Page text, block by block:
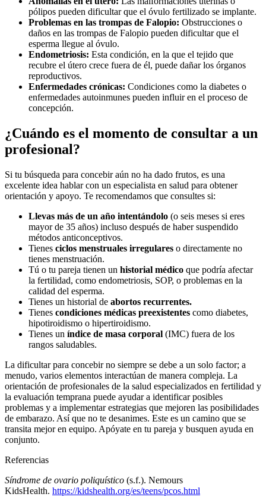
pólipos pueden dificultar que el óvulo fertilizado se implante.
Problemas en las trompas de Falopio: Obstrucciones o
daños en las trompas de Falopio pueden dificultar que el
esperma llegue al óvulo.
Endometriosis: Esta condición, en la que el tejido que
recubre el útero crece fuera de él, puede dañar los órganos
reproductivos.
Enfermedades crónicas: Condiciones como la diabetes o
enfermedades autoinmunes pueden influir en el proceso de
concepción.
¿Cuándo es el momento de consultar a un
profesional?
Si tu búsqueda para concebir aún no ha dado frutos, es una
excelente idea hablar con un especialista en salud para obtener
orientación y apoyo. Te recomendamos que consultes si:
Llevas más de un año intentándolo (o seis meses si eres
mayor de 35 años) incluso después de haber suspendido
métodos anticonceptivos.
Tienes ciclos menstruales irregulares o directamente no
tienes menstruación.
Tú o tu pareja tienen un historial médico que podría afectar
la fertilidad, como endometriosis, SOP, o problemas en la
calidad del esperma.
Tienes un historial de abortos recurrentes.
Tienes condiciones médicas preexistentes como diabetes,
hipotiroidismo o hipertiroidismo.
Tienes un índice de masa corporal (IMC) fuera de los
rangos saludables.
La dificultar para concebir no siempre se debe a un solo factor; a
menudo, varios elementos interactúan de manera compleja. La
orientación de profesionales de la salud especializados en fertilidad y
la evaluación temprana puede ayudar a identificar posibles
problemas y a implementar estrategias que mejoren las posibilidades
de embarazo. Así que no te desanimes. Este es un camino que se
transita mejor en equipo. Apóyate en tu pareja y busquen ayuda en
conjunto.
Referencias
Síndrome de ovario poliquístico (s.f.). Nemours
KidsHealth. https://kidshealth.org/es/teens/pcos.html